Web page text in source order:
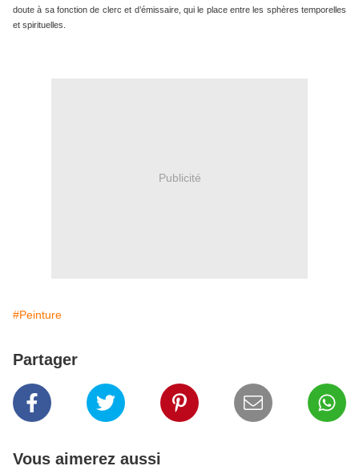
doute à sa fonction de clerc et d’émissaire, qui le place entre les sphères temporelles
et spirituelles.
Publicité
#Peinture
Partager
Vous aimerez aussi